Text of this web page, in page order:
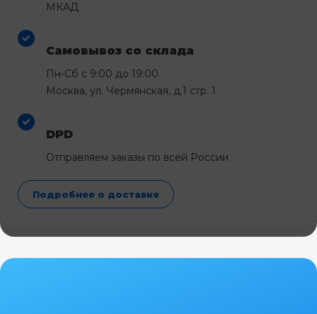
МКАД
Самовывоз со склада
Пн-Сб с 9:00 до 19:00
Москва, ул. Чермянская, д.1 стр. 1
DPD
Отправляем заказы по всей России
Подробнее о доставке